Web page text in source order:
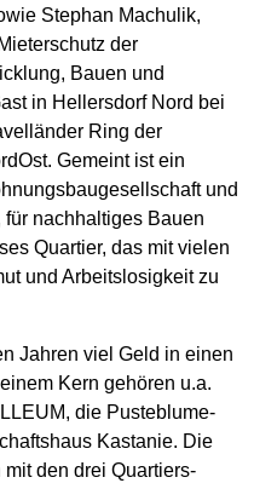
Stephan Machulik,
der
Bauen und
in Hellersdorf Nord bei
Ring der
Gemeint ist ein
und
für nachhaltiges Bauen
Quartier, das mit vielen
und Arbeitslosigkeit zu
Jahren viel Geld in einen
Kern gehören u.a.
die Pusteblume-
Kastanie. Die
den drei Quartiers-